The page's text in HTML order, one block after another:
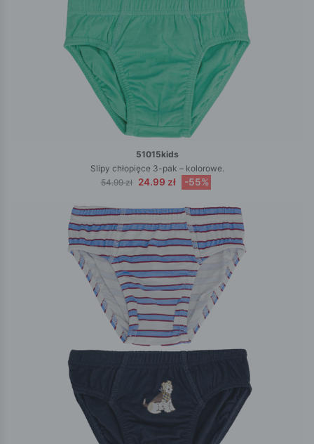
51015kids
Slipy chłopięce 3-pak – kolorowe.
54.99 zł
24.99 zł -55%